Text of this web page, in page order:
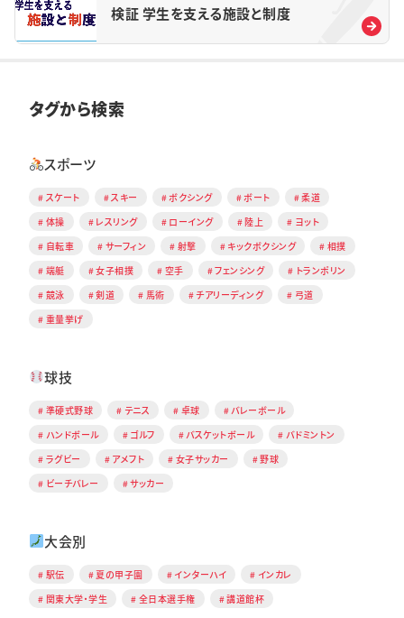
検証 学生を支える施設と制度
タグから検索
スポーツ
スケート スキー ボクシング ボート
柔道
体操
レスリング ローイング 陸上
ヨット
自転車
サーフィン 射撃 キックボクシング
相撲
端艇
女子相撲 空手 フェンシング
トランポリン
競泳
剣道 馬術 チアリーディング
弓道
重量挙げ
球技
準硬式野球 テニス 卓球
バレーボール
ハンドボール
ゴルフ バスケットボール
バドミントン
ラグビー
アメフト 女子サッカー
野球
ビーチバレー
サッカー
大会別
駅伝 夏の甲子園 インターハイ
インカレ
関東大学・学生
全日本選手権 講道館杯